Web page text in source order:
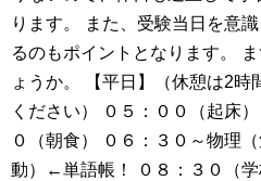
ります。 また、受験当日を意
るのもポイントとなります。
ょうか。 【平日】（休憩は2時
ください） ０５：００（起床
０（朝食） ０６：３０～物理
動）←単語帳！ ０８：３０（